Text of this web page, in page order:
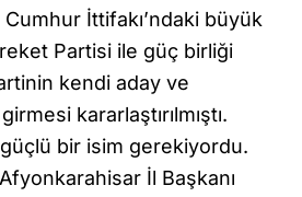
İttifakı’ndaki büyük
Partisi ile güç birliği
kendi aday ve
kararlaştırılmıştı.
bir isim gerekiyordu.
İl Başkanı